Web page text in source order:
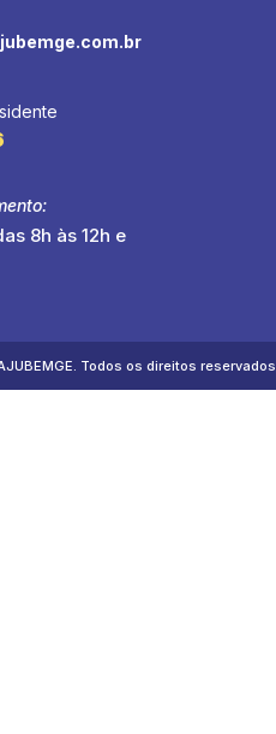
8h às 12h e
Todos os direitos reservados.